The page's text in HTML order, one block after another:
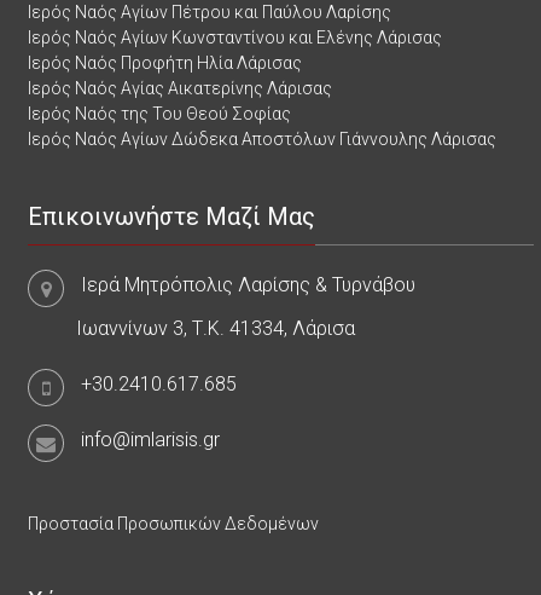
Ιερός Ναός Αγίων Πέτρου και Παύλου Λαρίσης
Ιερός Ναός Αγίων Κωνσταντίνου και Ελένης Λάρισας
Ιερός Ναός Προφήτη Ηλία Λάρισας
Ιερός Ναός Αγίας Αικατερίνης Λάρισας
Ιερός Ναός της Του Θεού Σοφίας
Ιερός Ναός Αγίων Δώδεκα Αποστόλων Γιάννουλης Λάρισας
Επικοινωνήστε Μαζί Μας
Ιερά Μητρόπολις Λαρίσης & Τυρνάβου
Ιωαννίνων 3, Τ.Κ. 41334, Λάρισα
+30.2410.617.685
info@imlarisis.gr
Προστασία Προσωπικών Δεδομένων